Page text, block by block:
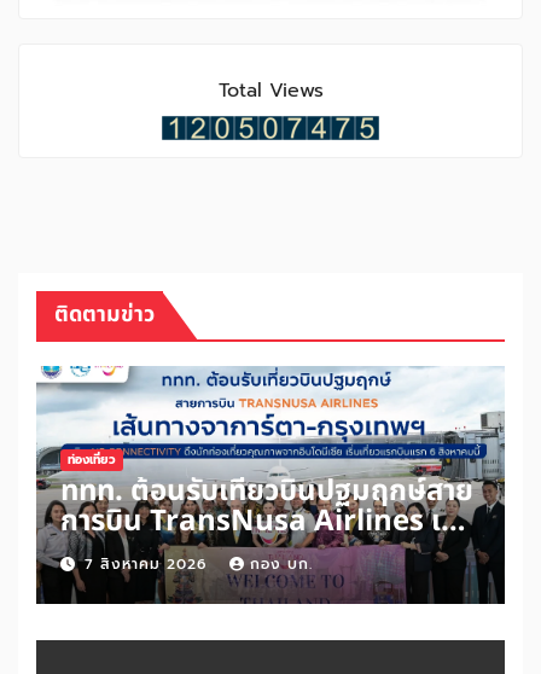
Total Views
ติดตามข่าว
ท่องเที่ยว
ททท. ต้อนรับเที่ยวบินปฐมฤกษ์สาย
การบิน TransNusa Airlines เส้น
ทางจาการ์ตา-กรุงเทพฯ เสริม Air
Connectivity ดึงนักท่องเที่ยว
คุณภาพจากอินโดนีเซีย เริ่มเที่ยว
แรกบินแรก 6 สิงหาคมนี้
7 สิงหาคม 2026 กอง บก.